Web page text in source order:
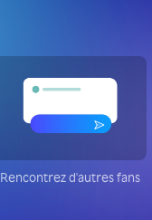
Rencontrez d'autres fans